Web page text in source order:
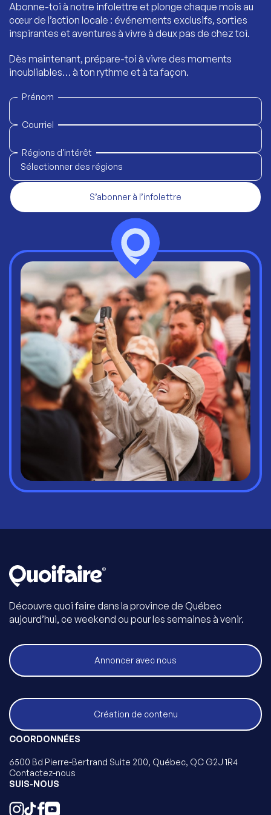
Abonne-toi à notre infolettre et plonge chaque mois au
cœur de l’action locale : événements exclusifs, sorties
inspirantes et aventures à vivre à deux pas de chez toi.
Dès maintenant, prépare-toi à vivre des moments
inoubliables… à ton rythme et à ta façon.
Prénom
Courriel
Régions d'intérêt
Sélectionner des régions
S’abonner à l’infolettre
Découvre quoi faire dans la province de Québec
aujourd’hui, ce weekend ou pour les semaines à venir.
Annoncer avec nous
Création de contenu
COORDONNÉES
6500 Bd Pierre-Bertrand Suite 200, Québec, QC G2J 1R4
Contactez-nous
SUIS-NOUS